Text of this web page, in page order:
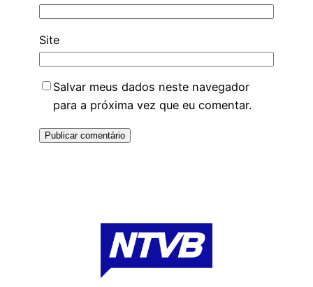
Site
Salvar meus dados neste navegador
para a próxima vez que eu comentar.